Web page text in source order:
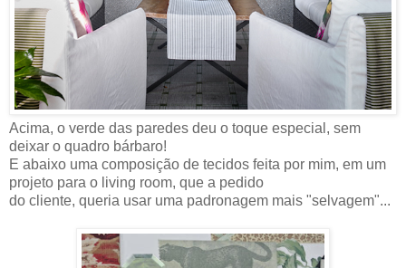
Acima, o verde das paredes deu o toque especial, sem
deixar o quadro bárbaro!
E abaixo uma composição de tecidos feita por mim, em um
projeto para o living room, que a pedido
do cliente, queria usar uma padronagem mais "selvagem"...